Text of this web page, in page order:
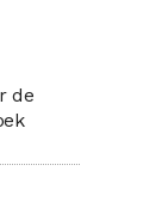
de